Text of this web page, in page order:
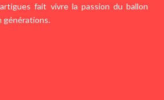
fait vivre la passion du ballon
générations.